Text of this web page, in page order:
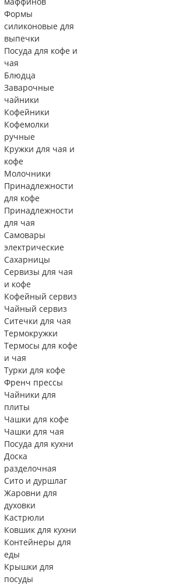
Формы
силиконовые для
выпечки
Посуда для кофе и
чая
Блюдца
Заварочные
чайники
Кофейники
Кофемолки
ручные
Кружки для чая и
кофе
Молочники
Принадлежности
для кофе
Принадлежности
для чая
Самовары
электрические
Сахарницы
Сервизы для чая
и кофе
Кофейный сервиз
Чайный сервиз
Ситечки для чая
Термокружки
Термосы для кофе
и чая
Турки для кофе
Френч прессы
Чайники для
плиты
Чашки для кофе
Чашки для чая
Посуда для кухни
Доска
разделочная
Сито и дуршлаг
Жаровни для
духовки
Кастрюли
Ковшик для кухни
Контейнеры для
еды
Крышки для
посуды